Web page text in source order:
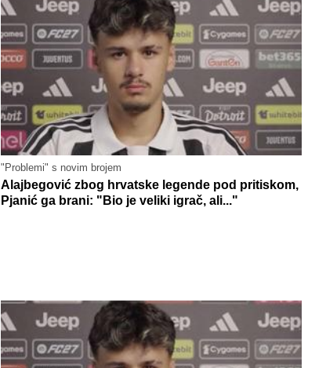
"Problemi" s novim brojem
Alajbegović zbog hrvatske legende pod pritiskom,
Pjanić ga brani: "Bio je veliki igrač, ali..."